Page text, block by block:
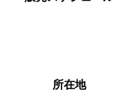
所在地